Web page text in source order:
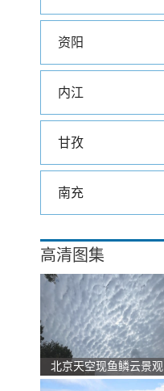
资阳
内江
甘孜
南充
高清图集
北京天空现鱼鳞云景观